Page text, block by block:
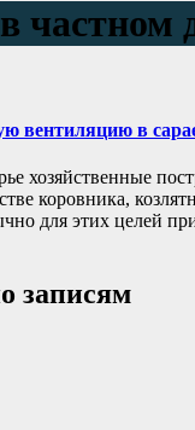
в частном
вентиляцию в
хозяйственные
коровника,
для этих целей
записям